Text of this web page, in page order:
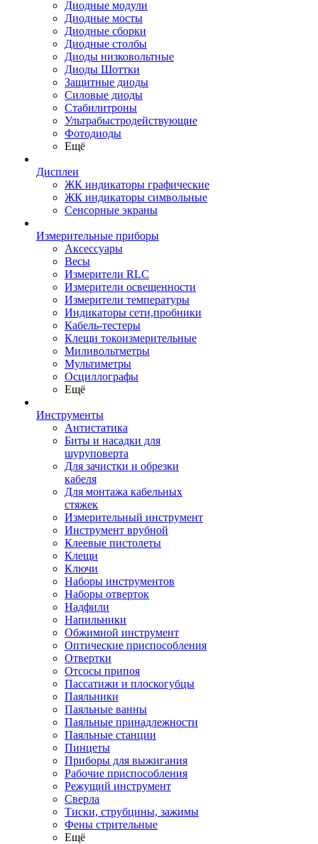
Диодные модули
Диодные мосты
Диодные сборки
Диодные столбы
Диоды низковольтные
Диоды Шоттки
Защитные диоды
Силовые диоды
Стабилитроны
Ультрабыстродействующие
Фотодиоды
Ещё
Дисплеи
ЖК индикаторы графические
ЖК индикаторы символьные
Сенсорные экраны
Измерительные приборы
Аксессуары
Весы
Измерители RLC
Измерители освещенности
Измерители температуры
Индикаторы сети,пробники
Кабель-тестеры
Клещи токоизмерительные
Миливольтметры
Мультиметры
Осциллографы
Ещё
Инструменты
Антистатика
Биты и насадки для
шуруповерта
Для зачистки и обрезки
кабеля
Для монтажа кабельных
стяжек
Измерительный инструмент
Инструмент врубной
Клеевые пистолеты
Клещи
Ключи
Наборы инструментов
Наборы отверток
Надфили
Напильники
Обжимной инструмент
Оптические приспособления
Отвертки
Отсосы припоя
Пассатижи и плоскогубцы
Паяльники
Паяльные ванны
Паяльные принадлежности
Паяльные станции
Пинцеты
Приборы для выжигания
Рабочие приспособления
Режущий инструмент
Сверла
Тиски, струбцины, зажимы
Фены стрительные
Ещё